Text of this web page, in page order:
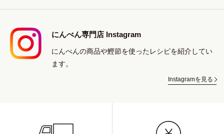
にんべん専門店 Instagram
にんべんの商品や鰹節を使ったレシピを紹介してい
ます。
Instagramを見る